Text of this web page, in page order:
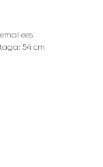
ees
54 cm